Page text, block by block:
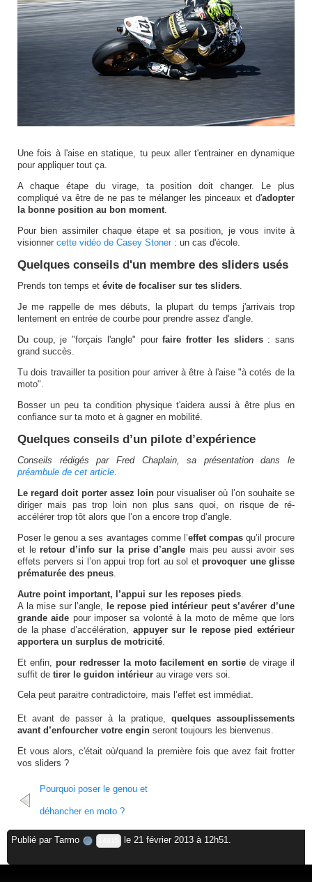
Une fois à l'aise en statique, tu peux aller t'entrainer en dynamique
pour appliquer tout ça.
A chaque étape du virage, ta position doit changer. Le plus
compliqué va être de ne pas te mélanger les pinceaux et d'adopter
la bonne position au bon moment
Pour bien assimiler chaque étape et sa position, je vous invite à
visionner cette vidéo de Casey Stoner: un cas d'école.
Quelques conseils d'un membre des sliders usés
Prends ton temps et évite de focaliser sur tes sliders.
Je me rappelle de mes débuts, la plupart du temps j'arrivais trop
lentement en entrée de courbe pour prendre assez d'angle.
Du coup, je "forçais l'angle" pourfaire frotter les sliders: sans
grand succès.
Tu dois travailler ta position pour arriver à être à l'aise "à cotés de la
moto".
Bosser un peu ta condition physique t'aidera aussi à être plus en
confiance sur ta moto et à gagner en mobilité.
Quelques conseils d’un pilote d’expérience
Conseils rédigés par Fred Chaplain, sa présentation dans le
préambule de cet article.
Le regard doit porter assez loinpour visualiser où l’on souhaite se
diriger mais pas trop loin non plus sans quoi, on risque de ré-
accélérer trop tôt alors que l’on a encore trop d’angle.
Poser le genou a ses avantages comme l’effet compasqu’il procure
et leretour d’info sur la prise d’angle mais peu aussi avoir ses
effets pervers si l’on appui trop fort au sol et provoquer une glisse
prématurée des pneus
Autre point important, l’appui sur les reposes pieds
A la mise sur l’angle, le repose pied intérieur peut s’avérer d’une
grande aide pour imposer sa volonté à la moto de même que lors
de la phase d’accélération, appuyer sur le repose pied extérieur
apportera un surplus de motricité
Et enfin, pour redresser la moto facilement en sortie de virage il
suffit de tirer le guidon intérieur au virage vers soi.
Cela peut paraitre contradictoire, mais l’effet est immédiat.
Et avant de passer à la pratique, quelques assouplissements
avant d’enfourcher votre engin seront toujours les bienvenus.
Et vous alors, c'était où/quand la première fois que avez fait frotter
vos sliders ?
Pourquoi poser le genou et
déhancher en moto ?
Publié par Tarmo le 21 février 2013 à 12h51.